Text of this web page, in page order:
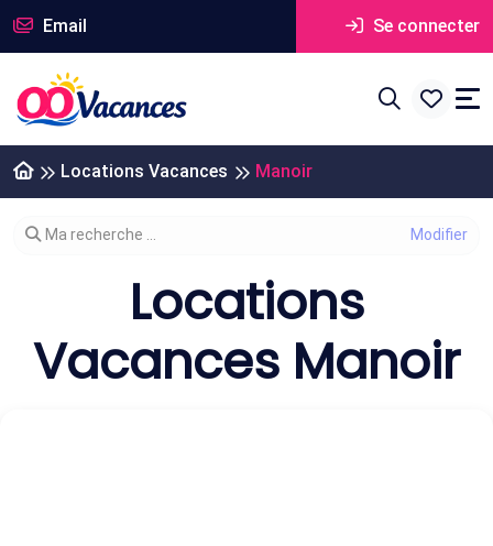
Email Se connecter
Locations Vacances Manoir
Modifier votre recherche
Ma recherche ...
Locations
Vacances Manoir